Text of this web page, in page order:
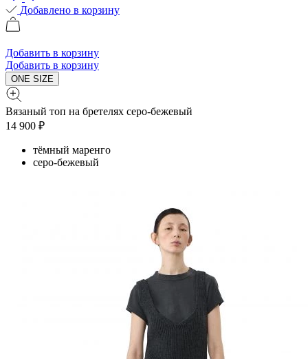
Добавлено в корзину
Добавить в корзину
Добавить в корзину
ONE SIZE
Вязаный топ на бретелях серо-бежевый
14 900 ₽
тёмный маренго
серо-бежевый